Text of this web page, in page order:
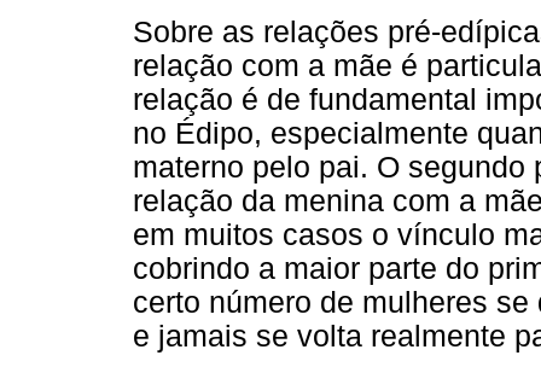
Sobre as relações pré-
relação com a mãe é
relação é de fundamental
no Édipo, especialmente
materno pelo pai. O
relação da menina com a
em muitos casos o vínculo
cobrindo a maior parte do
certo número de mulheres
e jamais se volta realmente